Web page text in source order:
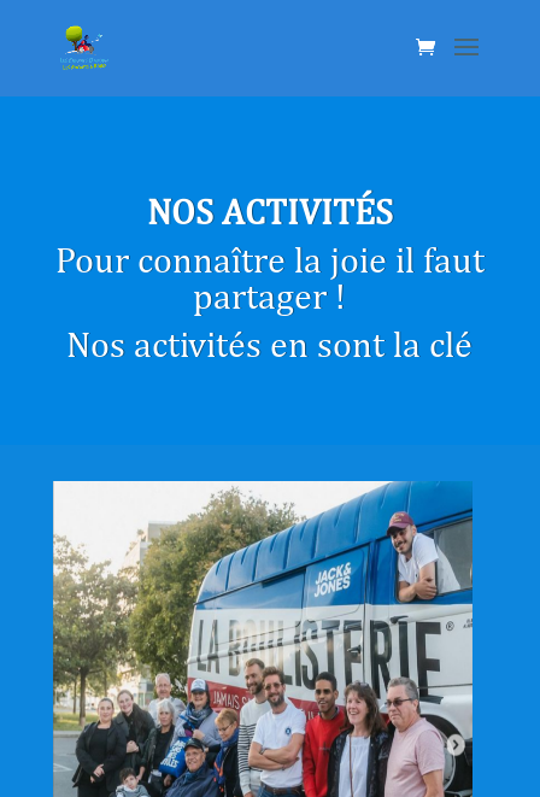
NOS ACTIVITÉS
Pour connaître la joie il faut
partager !
Nos activités en sont la clé